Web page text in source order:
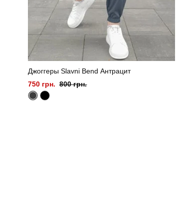
Джоггеры Slavni Bend Антрацит
750 грн. 800 грн.